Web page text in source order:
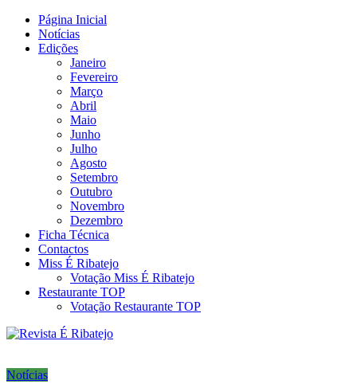
Skip
content
É Ribatejo – Revista Social
Online
Revista Social Online
Página Inicial
Notícias
Edições
Janeiro
Fevereiro
Março
Abril
Maio
Junho
Julho
Agosto
Setembro
Outubro
Novembro
Dezembro
Ficha Técnica
Contactos
Miss É Ribatejo
Votação Miss É Ribatejo
Restaurante TOP
Votação Restaurante TOP
Notícias